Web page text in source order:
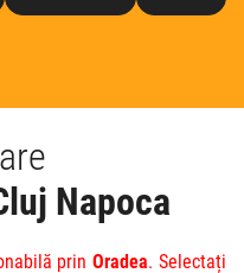
Napoca
prinOradea. Selectați